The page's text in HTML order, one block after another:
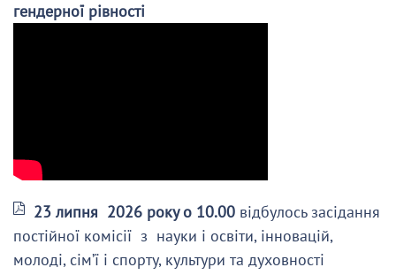
гендерної рівності
23 липня 2026 року о 10.00 відбулось засідання
постійної комісії з науки і освіти, інновацій,
молоді, сім’ї і спорту, культури та духовності